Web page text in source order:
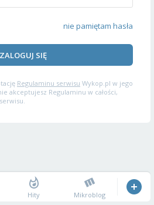
nie pamiętam hasła
ZALOGUJ SIĘ
Regulaminu serwisu Wykop.pl w jego
akceptujesz Regulaminu w całości,
Hity Mikroblog